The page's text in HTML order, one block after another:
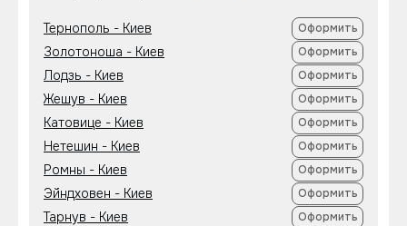
Тернополь - Киев Оформить
Золотоноша - Киев Оформить
Лодзь - Киев Оформить
Жешув - Киев Оформить
Катовице - Киев Оформить
Нетешин - Киев Оформить
Ромны - Киев Оформить
Эйндховен - Киев Оформить
Тарнув - Киев Оформить